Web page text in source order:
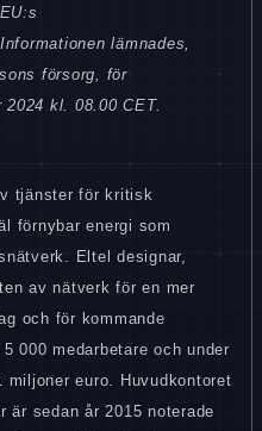
lämnades,
försorg, för
kl. 08.00 CET.
tjänster för kritisk
förnybar energi som
Eltel designar,
av nätverk för en mer
och för kommande
000 medarbetare och under
miljoner euro. Huvudkontoret
är sedan år 2015 noterade